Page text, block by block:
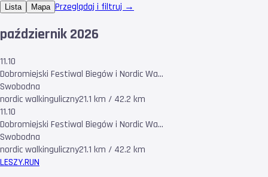
Lista Mapa Przeglądaj i filtruj →
październik 2026
11.10
Dobromiejski Festiwal Biegów i Nordic Wa...
Swobodna
nordic walkinguliczny21.1 km / 42.2 km
11.10
Dobromiejski Festiwal Biegów i Nordic Wa...
Swobodna
nordic walkinguliczny21.1 km / 42.2 km
LESZY.RUN